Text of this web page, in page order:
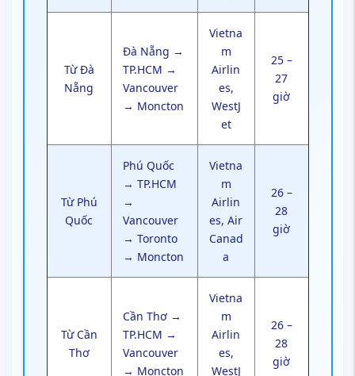
Từ Đà
Nẵng
Đà Nẵng →
TP.HCM →
Vancouver
→ Moncton
Vietna
m
Airlin
es,
WestJ
et
25 –
27
giờ
Từ Phú
Quốc
Phú Quốc
→ TP.HCM
→
Vancouver
→ Toronto
→ Moncton
Vietna
m
Airlin
es, Air
Canad
a
26 –
28
giờ
Từ Cần
Thơ
Cần Thơ →
TP.HCM →
Vancouver
→ Moncton
Vietna
m
Airlin
es,
WestJ
26 –
28
giờ